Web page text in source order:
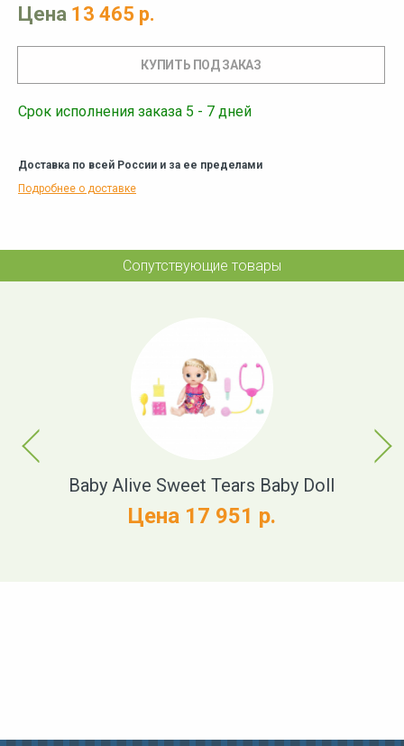
Цена 13 465 р.
Срок исполнения заказа 5 - 7 дней
Доставка по всей России и за ее пределами
Подробнее о доставке
Сопутствующие товары
Previous
Baby Alive Sweet Tears Baby Doll
Цена 17 951 р.
Next